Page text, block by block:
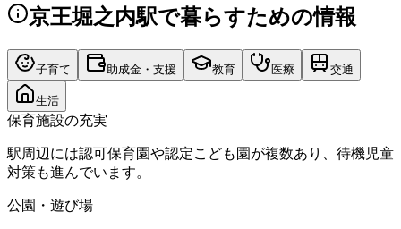
京王堀之内駅で暮らすための情報
子育て 助成金・支援 教育 医療 交通
生活
保育施設の充実
駅周辺には認可保育園や認定こども園が複数あり、待機児童
対策も進んでいます。
公園・遊び場